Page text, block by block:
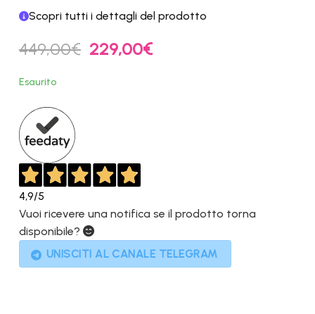
Scopri tutti i dettagli del prodotto
449,00€ Il
prezzo
229,00€Il
Esaurito
4,9/5
Vuoi ricevere una notifica se il prodotto torna
disponibile?
UNISCITI AL CANALE TELEGRAM